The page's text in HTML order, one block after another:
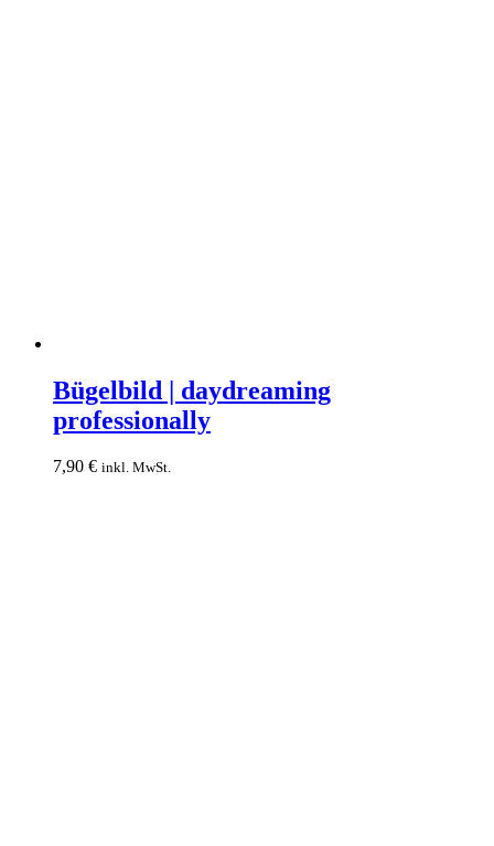
|
daydreaming
professionally
Bügelbild | daydreaming
professionally
7,90 € inkl. MwSt.